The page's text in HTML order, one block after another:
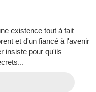
existence tout à fait
et d'un fiancé à l'avenir
insiste pour qu'ils